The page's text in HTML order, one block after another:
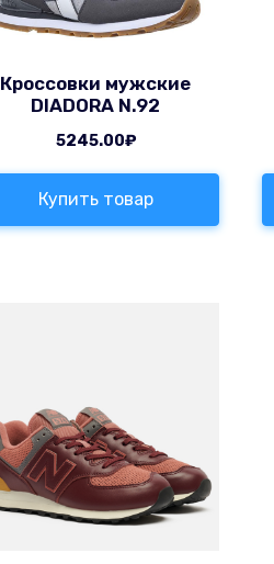
Кроссовки мужские
DIADORA N.92
5245.00₽
Купить товар